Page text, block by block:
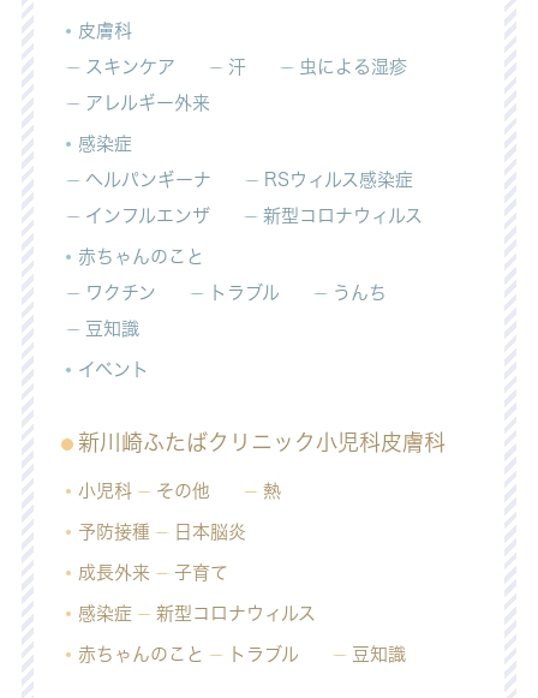
皮膚科
スキンケア
汗
虫による湿疹
アレルギー外来
感染症
ヘルパンギーナ
RSウィルス感染症
インフルエンザ
新型コロナウィルス
赤ちゃんのこと
ワクチン
トラブル
うんち
豆知識
イベント
新川崎ふたばクリニック小児科皮膚科
小児科 その他 熱
予防接種 日本脳炎
成長外来 子育て
感染症 新型コロナウィルス
赤ちゃんのこと トラブル 豆知識